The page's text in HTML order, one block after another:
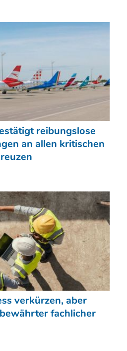
reibungslose
an allen kritischen
verkürzen, aber
fachlicher